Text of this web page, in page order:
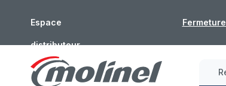
Espace
distributeur